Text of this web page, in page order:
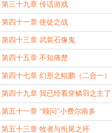
第三十九章 传话游戏
第四十一章 使徒之战
第四十三章 武装石像鬼
第四十五章 不知痛楚
第四十七章 幻形之鲲鹏（二合一）
第四十九章 我已经看穿鳞羽之主了
第五十一章 “顾问”小费尔南多
第五十三章 牧者与衔尾之环